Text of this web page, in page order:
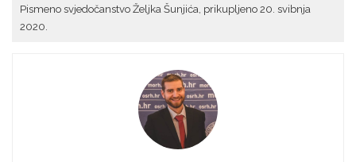
Pismeno svjedočanstvo Željka Šunjića, prikupljeno 20. svibnja
2020.